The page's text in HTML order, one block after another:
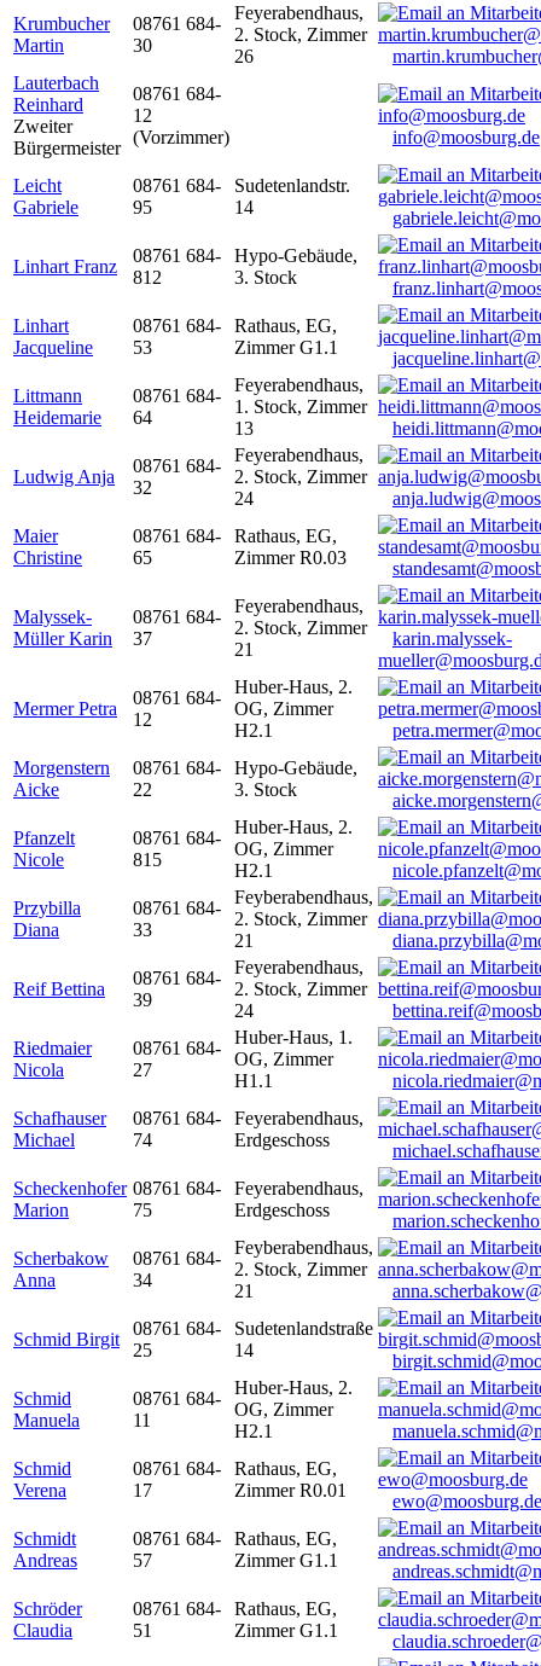
Krumbucher
Martin
08761 684-
30
Feyerabendhaus,
2. Stock, Zimmer
26
Lauterbach
Reinhard
Zweiter
Bürgermeister
08761 684-
12
(Vorzimmer)
info@moosburg.de
Leicht
Gabriele
08761 684-
95
Sudetenlandstr.
14
Linhart Franz
08761 684-
812
Hypo-Gebäude,
3. Stock
Linhart
Jacqueline
08761 684-
53
Rathaus, EG,
Zimmer G1.1
Littmann
Heidemarie
08761 684-
64
Feyerabendhaus,
1. Stock, Zimmer
13
Ludwig Anja
08761 684-
32
Feyerabendhaus,
2. Stock, Zimmer
24
Maier
Christine
08761 684-
65
Rathaus, EG,
Zimmer R0.03
Malyssek-
Müller Karin
08761 684-
37
Feyerabendhaus,
2. Stock, Zimmer
21
karin.malyssek-
Mermer Petra
08761 684-
12
Huber-Haus, 2.
OG, Zimmer
H2.1
Morgenstern
Aicke
08761 684-
22
Hypo-Gebäude,
3. Stock
Pfanzelt
Nicole
08761 684-
815
Huber-Haus, 2.
OG, Zimmer
H2.1
Przybilla
Diana
08761 684-
33
Feyberabendhaus,
2. Stock, Zimmer
21
Reif Bettina
08761 684-
39
Feyerabendhaus,
2. Stock, Zimmer
24
Riedmaier
Nicola
08761 684-
27
Huber-Haus, 1.
OG, Zimmer
H1.1
Schafhauser
Michael
08761 684-
74
Feyerabendhaus,
Erdgeschoss
Scheckenhofer
Marion
08761 684-
75
Feyerabendhaus,
Erdgeschoss
Scherbakow
Anna
08761 684-
34
Feyberabendhaus,
2. Stock, Zimmer
21
Schmid Birgit
08761 684-
25
Sudetenlandstraße
14
Schmid
Manuela
08761 684-
11
Huber-Haus, 2.
OG, Zimmer
H2.1
Schmid
Verena
08761 684-
17
Rathaus, EG,
Zimmer R0.01
ewo@moosburg.de
Schmidt
Andreas
08761 684-
57
Rathaus, EG,
Zimmer G1.1
Schröder
Claudia
08761 684-
51
Rathaus, EG,
Zimmer G1.1